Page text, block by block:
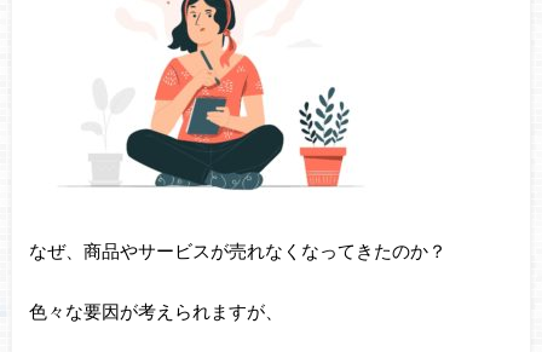
なぜ、商品やサービスが売れなくなってきたのか？
色々な要因が考えられますが、